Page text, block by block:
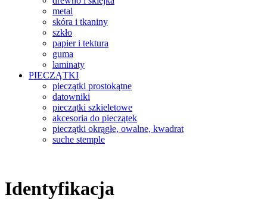
metal
skóra i tkaniny
szkło
papier i tektura
guma
laminaty
PIECZĄTKI
pieczątki prostokątne
datowniki
pieczątki szkieletowe
akcesoria do pieczątek
pieczątki okrągłe, owalne, kwadrat
suche stemple
Identyfikacja